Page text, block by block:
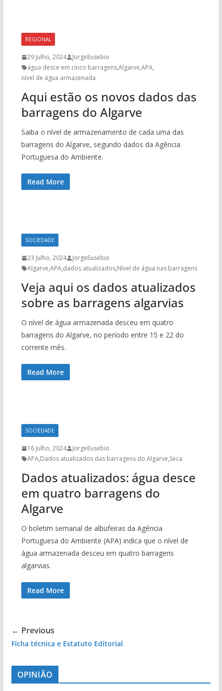
REGIONAL
29 Julho, 2024
JorgeEusebio
água desce em cinco barragens,Algarve,APA,
nível de água armazenada
Aqui estão os novos dados das
barragens do Algarve
Saiba o nível de armazenamento de cada uma das
barragens do Algarve, segundo dados da Agência
Portuguesa do Ambiente.
Read More
SOCIEDADE
23 Julho, 2024
JorgeEusebio
Algarve,APA,dados atualizados,Nível de água nas barragens
Veja aqui os dados atualizados
sobre as barragens algarvias
O nível de água armazenada desceu em quatro
barragens do Algarve, no período entre 15 e 22 do
corrente mês.
Read More
SOCIEDADE
16 Julho, 2024
JorgeEusebio
APA,Dados atualizados das barragens do Algarve,Seca
Dados atualizados: água desce
em quatro barragens do
Algarve
O boletim semanal de albufeiras da Agência
Portuguesa do Ambiente (APA) indica que o nível de
água armazenada desceu em quatro barragens
algarvias.
Read More
← Previous
Ficha técnica e Estatuto Editorial
OPINIÃO